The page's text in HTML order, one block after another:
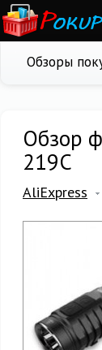
Обзоры
Обзор
219C
AliExpress